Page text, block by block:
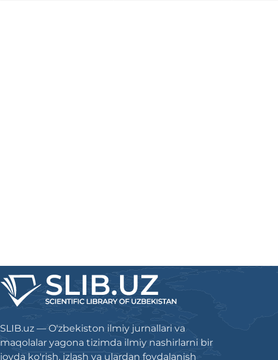
SLIB.uz — O'zbekiston ilmiy jurnallari va
maqolalar yagona tizimda ilmiy nashirlarni bir
joyda ko'rish, izlash va ulardan foydalanish